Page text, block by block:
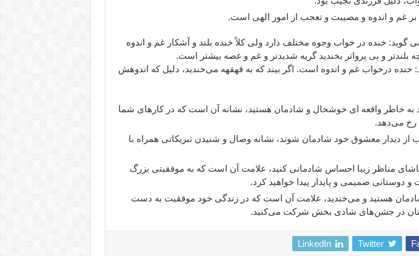
بر غم و اندوه و مصیبت و تعجب از امور الهی است.
گوید: خنده در خواب وجوه مختلف دارد ولی کلاً خنده بلند و آشکار غم و اندوه
و بی پرواتر بخندید گریه شدیدتر و غم و غصه بیشتر است.
خنده درخواب غم و اندوه است. اگر بیند که به قهقهه می‌خندید، دلیل که اندوهش
به خاطر واقعه ای خوشحال و شادمان هستید، نشانه آن است که در کارهای شما
رخ می‌دهد.
از دیدار معشوق خود شادمان شوند، نشانه وصال و شنیدن تبریکاتی همراه با
مناظر زیبا احساس شادمانی کنید، علامت آن است که به موفقیتی بزرگ
دوستانی صمیمی و پایدار پیدا خواهید کرد.
شادمان هستید و می‌خندید، علامت آن است که در زندگی خود موفقیت به دست
در جشن‌های شادی بخش شرکت می‌کنید.
Twitter
LinkedIn